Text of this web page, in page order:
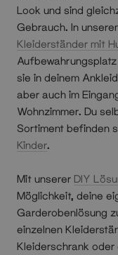
Look und sind
Gebrauch. In
Kleiderständer mit
sie in deinem
aber auch im
Wohnzimmer. Du
Sortiment befinden
Kinder
Mit unserer DIY
Möglichkeit, deine
Garderobenlösung
einzelnen
Kleiderschrank oder